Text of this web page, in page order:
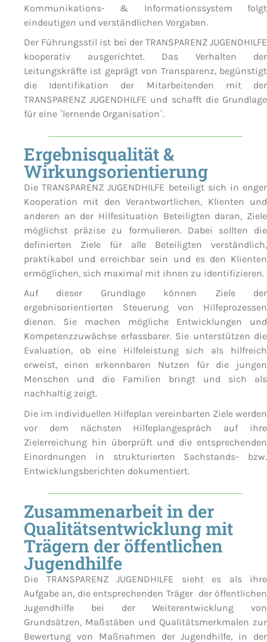
Kommunikations- & Informationssystem folgt
eindeutigen und verständlichen Vorgaben.
Der Führungsstil ist bei der TRANSPARENZ JUGENDHILFE
kooperativ ausgerichtet. Das Verhalten der
Leitungskräfte ist geprägt von Transparenz, begünstigt
die Identifikation der Mitarbeitenden mit der
TRANSPARENZ JUGENDHILFE und schafft die Grundlage
für eine `lernende Organisation´.
Ergebnisqualität &
Wirkungsorientierung
Die TRANSPARENZ JUGENDHILFE beteiligt sich in enger
Kooperation mit den Verantwortlichen, Klienten und
anderen an der Hilfesituation Beteiligten daran, Ziele
möglichst präzise zu formulieren. Dabei sollten die
definierten Ziele für alle Beteiligten verständlich,
praktikabel und erreichbar sein und es den Klienten
ermöglichen, sich maximal mit ihnen zu identifizieren.
Auf dieser Grundlage können Ziele der
ergebnisorientierten Steuerung von Hilfeprozessen
dienen. Sie machen mögliche Entwicklungen und
Kompetenzzuwächse erfassbarer. Sie unterstützen die
Evaluation, ob eine Hilfeleistung sich als hilfreich
erweist, einen erkennbaren Nutzen für die jungen
Menschen und die Familien bringt und sich als
nachhaltig zeigt.
Die im individuellen Hilfeplan vereinbarten Ziele werden
vor dem nächsten Hilfeplangespräch auf ihre
Zielerreichung hin überprüft und die entsprechenden
Einordnungen in strukturierten Sachstands- bzw.
Entwicklungsberichten dokumentiert.
Zusammenarbeit in der
Qualitätsentwicklung mit
Trägern der öffentlichen
Jugendhilfe
Die TRANSPARENZ JUGENDHILFE sieht es als ihre
Aufgabe an, die entsprechenden Träger der öffentlichen
Jugendhilfe bei der Weiterentwicklung von
Grundsätzen, Maßstäben und Qualitätsmerkmalen zur
Bewertung von Maßnahmen der Jugendhilfe, in der